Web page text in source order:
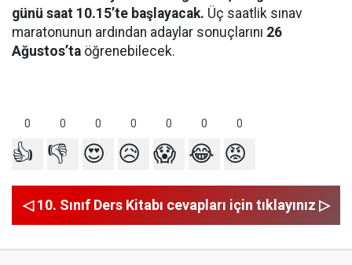
günü saat 10.15’te başlayacak. Üç saatlik sınav
maratonunun ardından adaylar sonuçlarını 26
Ağustos’ta öğrenebilecek.
0 0 0 0 0 0 0
👍 👎 😍 😥 😱 😂 😡
◁ 10. Sınıf Ders Kitabı cevapları için tıklayınız ▷